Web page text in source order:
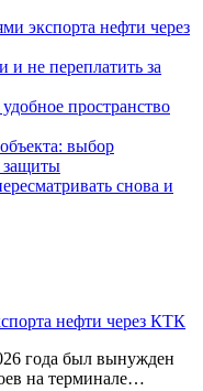
экспорта нефти через
не переплатить за
пространство
выбор
защиты
снова и
нефти через КТК
года был вынужден
на терминале…